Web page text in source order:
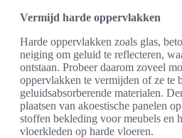
Vermijd harde oppervlakken
Harde oppervlakken zoals glas,
neiging om geluid te reflecteren,
ontstaan. Probeer daarom zoveel
oppervlakken te vermijden of ze te
geluidsabsorberende materialen.
plaatsen van akoestische panelen
stoffen bekleding voor meubels en
vloerkleden op harde vloeren.